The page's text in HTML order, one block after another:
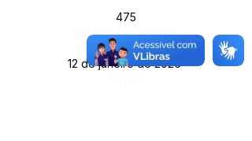
475
Data da Publicação:
12 de janeiro de 2026